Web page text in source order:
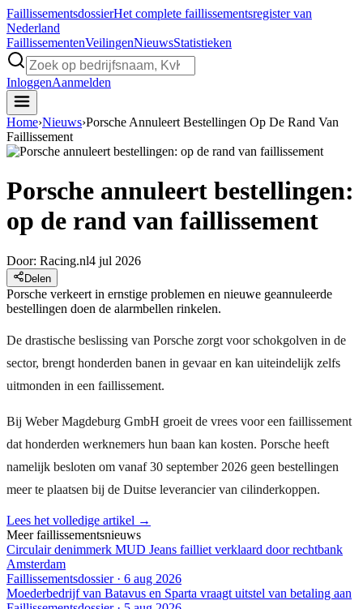
FaillissementsdossierHet complete faillissementsregister van
Nederland
FaillissementenVeilingenNieuwsStatistieken
InloggenAanmelden
Home›Nieuws›Porsche Annuleert Bestellingen Op De Rand Van
Faillissement
Porsche annuleert bestellingen:
op de rand van faillissement
Door: Racing.nl4 jul 2026
Delen
Porsche verkeert in ernstige problemen en nieuwe geannuleerde
bestellingen doen de alarmbellen rinkelen.
De drastische beslissing van Porsche zorgt voor schokgolven in de
sector, brengt honderden banen in gevaar en kan uiteindelijk zelfs
uitmonden in een faillissement.
Bij Weber Magdeburg GmbH groeit de vrees voor een faillissement
dat honderden werknemers hun baan kan kosten. Porsche heeft
namelijk besloten om vanaf 30 september 2026 geen bestellingen
meer te plaatsen bij de Duitse leverancier van cilinderkoppen.
Lees het volledige artikel →
Meer faillissementsnieuws
Circulair denimmerk MUD Jeans failliet verklaard door rechtbank
Amsterdam
Faillissementsdossier· 6 aug 2026
Moederbedrijf van Batavus en Sparta vraagt uitstel van betaling aan